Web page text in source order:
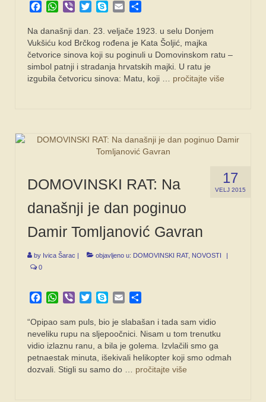
Facebook
WhatsApp
Viber TwitterSkypeEmail
Na današnji dan. 23. veljače 1923. u selu Donjem
Vukšiću kod Brčkog rođena je Kata Šoljić, majka
četvorice sinova koji su poginuli u Domovinskom ratu –
simbol patnji i stradanja hrvatskih majki. U ratu je
izgubila četvoricu sinova: Matu, koji … pročitajte više
17
VELJ 2015
DOMOVINSKI RAT: Na
današnji je dan poginuo
Damir Tomljanović Gavran
by Ivica Šarac | objavljeno u: DOMOVINSKI RAT, NOVOSTI
|
0
Facebook
WhatsApp
Viber TwitterSkypeEmail
“Opipao sam puls, bio je slabašan i tada sam vidio
neveliku rupu na sljepoočnici. Nisam u tom trenutku
vidio izlaznu ranu, a bila je golema. Izvlačili smo ga
petnaestak minuta, išekivali helikopter koji smo odmah
dozvali. Stigli su samo do … pročitajte više